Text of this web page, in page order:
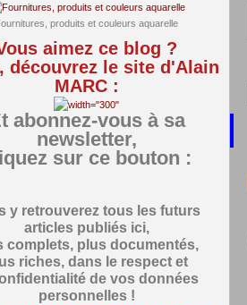
produits et couleurs aquarelle
aimez ce blog ?
découvrez le site d'Alain
MARC :
abonnez-vous à sa
newsletter,
sur ce bouton :
y retrouverez tous les futurs
articles publiés ici,
complets, plus documentés,
riches, dans le respect et
de vos données
personnelles !